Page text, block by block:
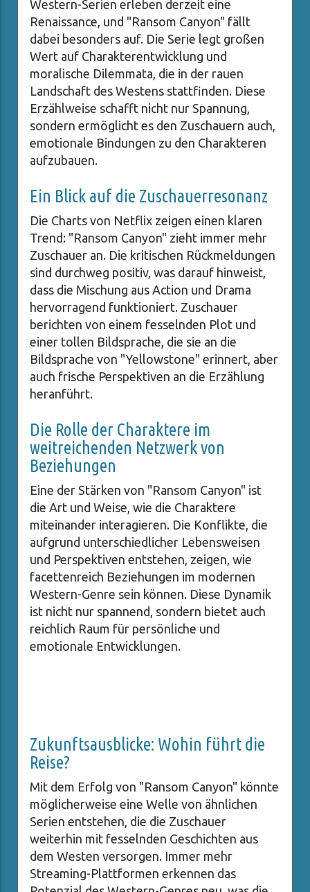
Western-Serien erleben derzeit eine
Renaissance, und "Ransom Canyon" fällt
dabei besonders auf. Die Serie legt großen
Wert auf Charakterentwicklung und
moralische Dilemmata, die in der rauen
Landschaft des Westens stattfinden. Diese
Erzählweise schafft nicht nur Spannung,
sondern ermöglicht es den Zuschauern auch,
emotionale Bindungen zu den Charakteren
aufzubauen.
Ein Blick auf die Zuschauerresonanz
Die Charts von Netflix zeigen einen klaren
Trend: "Ransom Canyon" zieht immer mehr
Zuschauer an. Die kritischen Rückmeldungen
sind durchweg positiv, was darauf hinweist,
dass die Mischung aus Action und Drama
hervorragend funktioniert. Zuschauer
berichten von einem fesselnden Plot und
einer tollen Bildsprache, die sie an die
Bildsprache von "Yellowstone" erinnert, aber
auch frische Perspektiven an die Erzählung
heranführt.
Die Rolle der Charaktere im
weitreichenden Netzwerk von
Beziehungen
Eine der Stärken von "Ransom Canyon" ist
die Art und Weise, wie die Charaktere
miteinander interagieren. Die Konflikte, die
aufgrund unterschiedlicher Lebensweisen
und Perspektiven entstehen, zeigen, wie
facettenreich Beziehungen im modernen
Western-Genre sein können. Diese Dynamik
ist nicht nur spannend, sondern bietet auch
reichlich Raum für persönliche und
emotionale Entwicklungen.
Zukunftsausblicke: Wohin führt die
Reise?
Mit dem Erfolg von "Ransom Canyon" könnte
möglicherweise eine Welle von ähnlichen
Serien entstehen, die die Zuschauer
weiterhin mit fesselnden Geschichten aus
dem Westen versorgen. Immer mehr
Streaming-Plattformen erkennen das